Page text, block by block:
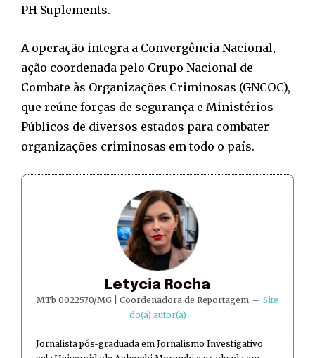
PH Suplements.
A operação integra a Convergência Nacional,
ação coordenada pelo Grupo Nacional de
Combate às Organizações Criminosas (GNCOC),
que reúne forças de segurança e Ministérios
Públicos de diversos estados para combater
organizações criminosas em todo o país.
Letycia Rocha
MTb 0022570/MG | Coordenadora de Reportagem – Site
do(a) autor(a)
Jornalista pós-graduada em Jornalismo Investigativo